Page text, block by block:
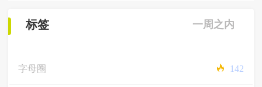
标签 一周之内
字母圈 142